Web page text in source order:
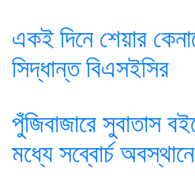
একই দিনে শেয়ার
সিদ্ধান্ত বিএসইসির
পুঁজিবাজারে সুবাতাস
মধ্যে সব্বোর্চ